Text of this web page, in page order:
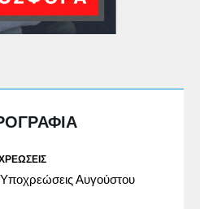
Αυγούστου